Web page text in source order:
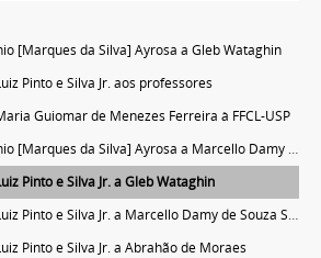
[Marques da Silva] Ayrosa a Gleb Wataghin
Pinto e Silva Jr. aos professores
Guiomar de Menezes Ferreira à FFCL-USP
da Silva] Ayrosa a Marcello Damy de Souza Santos
Pinto e Silva Jr. a Gleb Wataghin
Pinto e Silva Jr. a Marcello Damy de Souza Santos
Pinto e Silva Jr. a Abrahão de Moraes